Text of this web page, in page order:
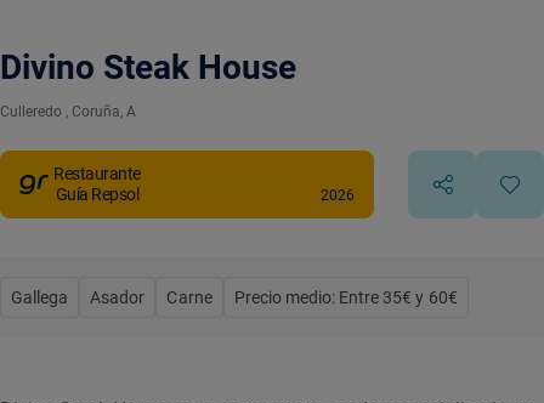
Divino Steak House
Culleredo , Coruña, A
Restaurante
Guía Repsol
2026
Gallega Asador Carne Precio medio: Entre 35€ y 60€